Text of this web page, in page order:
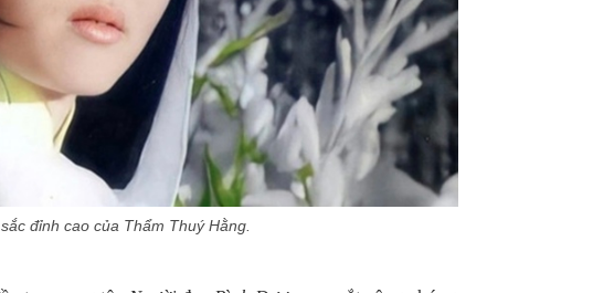
đỉnh cao của Thẩm Thuý Hằng.